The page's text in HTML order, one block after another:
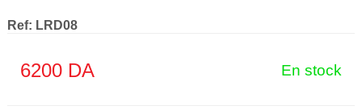
Ref: LRD08
6200DA En stock